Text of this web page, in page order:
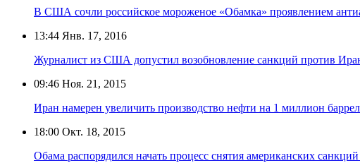
В США сочли российское мороженое «Обамка» проявлением
13:44 Янв. 17, 2016
Журналист из США допустил возобновление санкций против
09:46 Ноя. 21, 2015
Иран намерен увеличить производство нефти на 1 миллион
18:00 Окт. 18, 2015
Обама распорядился начать процесс снятия американских